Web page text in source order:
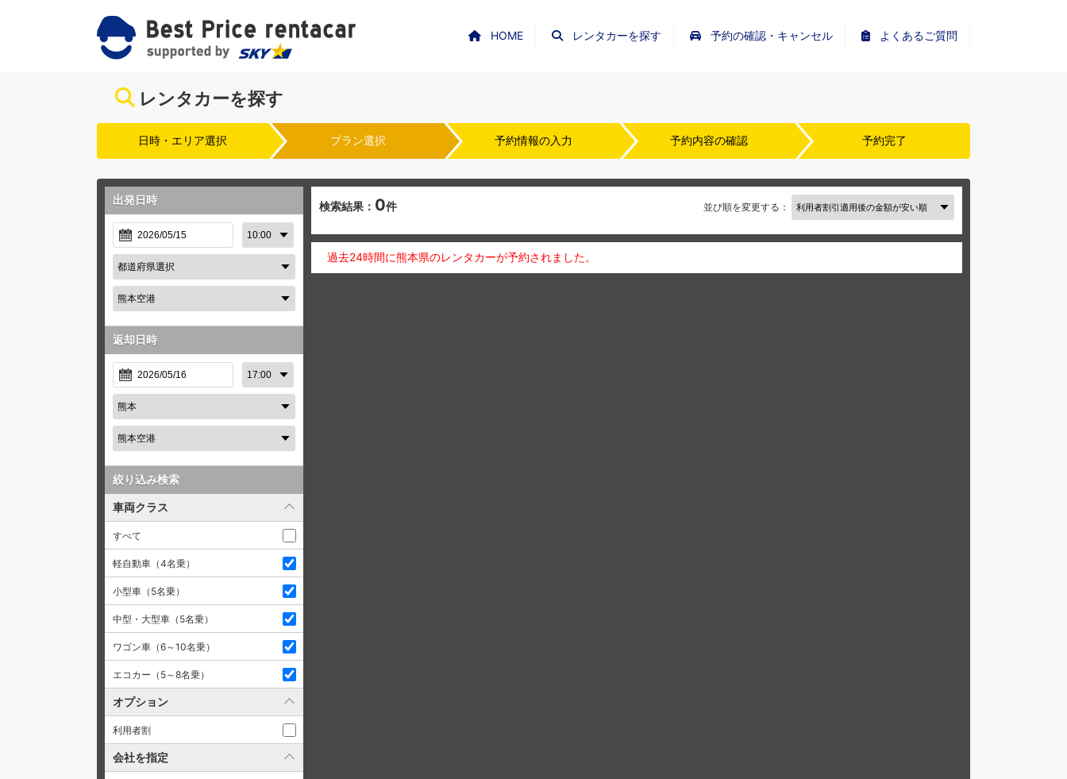
よくあるご質問
予約の確認・キャンセル
レンタカーを探す
HOME
レンタカーを探す
日時・エリア選択 プラン選択 予約情報の入力 予約内容の確認 予約完了
出発日時
返却日時
絞り込み検索
車両クラス
すべて
軽自動車（4名乗）
小型車（5名乗）
中型・大型車（5名乗）
ワゴン車（6～10名乗）
エコカー（5～8名乗）
オプション
利用者割
会社を指定
検索結果： 0件 並び順を変更する：
過去24時間に熊本県のレンタカーが予約されました。